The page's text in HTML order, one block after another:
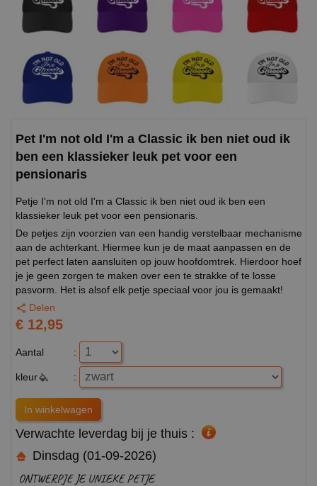
Pet I'm not old I'm a Classic ik ben niet oud ik
ben een klassieker leuk pet voor een
pensionaris
Petje I'm not old I'm a Classic ik ben niet oud ik ben een
klassieker leuk pet voor een pensionaris.
De petjes zijn voorzien van een handig verstelbaar mechanisme
aan de achterkant. Hiermee kun je de maat aanpassen en de
pet perfect laten aansluiten op jouw hoofdomtrek. Hierdoor hoef
je je geen zorgen te maken over een te strakke of te losse
pasvorm. Het is alsof elk petje speciaal voor jou is gemaakt!
Delen
€ 12,95
Aantal :
kleur :
Verwachte leverdag bij je thuis :
Dinsdag (01-09-2026)
ONTWERPJE JE UNIEKE PETJE